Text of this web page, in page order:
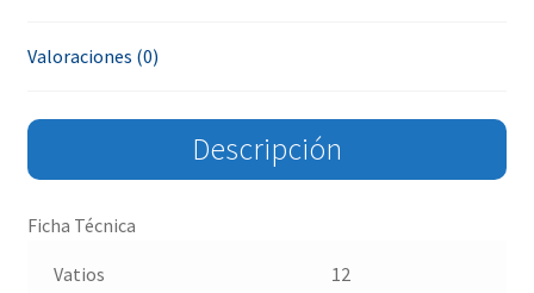
Valoraciones (0)
Descripción
Ficha Técnica
Vatios 12